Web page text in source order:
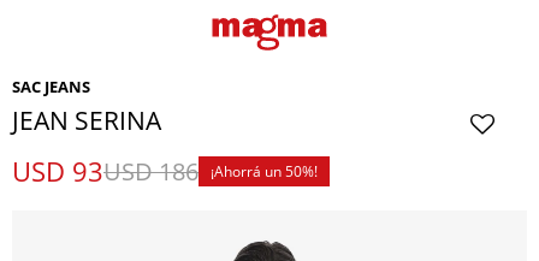
SAC JEANS
JEAN SERINA
USD 93USD186 50